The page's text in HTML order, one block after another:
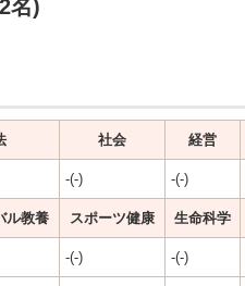
名)
社会 経営
-(-) -(-)
ル教養 スポーツ健康 生命科学
-(-) -(-)